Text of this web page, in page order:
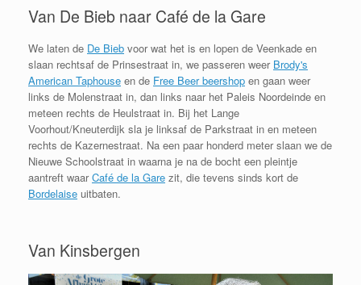
Van De Bieb naar Café de la Gare
We laten de De Bieb voor wat het is en lopen de Veenkade en
slaan rechtsaf de Prinsestraat in, we passeren weer Brody's
American Taphouse en de Free Beer beershop en gaan weer
links de Molenstraat in, dan links naar het Paleis Noordeinde en
meteen rechts de Heulstraat in. Bij het Lange
Voorhout/Kneuterdijk sla je linksaf de Parkstraat in en meteen
rechts de Kazernestraat. Na een paar honderd meter slaan we de
Nieuwe Schoolstraat in waarna je na de bocht een pleintje
aantreft waarCafé de la Gare zit, die tevens sinds kort de
Bordelaise uitbaten.
Van Kinsbergen